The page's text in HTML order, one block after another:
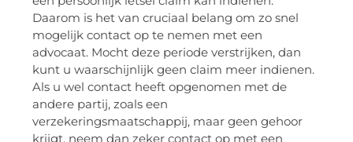
Daarom is het van cruciaal belang om zo snel
mogelijk contact op te nemen met een
advocaat. Mocht deze periode verstrijken, dan
kunt u waarschijnlijk geen claim meer indienen.
Als u wel contact heeft opgenomen met de
andere partij, zoals een
verzekeringsmaatschappij, maar geen gehoor
krijgt, neem dan zeker contact op met een